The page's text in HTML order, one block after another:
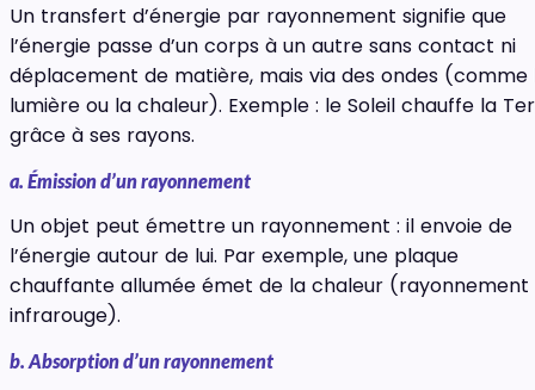
Un transfert d’énergie par rayonnement signifie que
l’énergie passe d’un corps à un autre sans contact ni
déplacement de matière, mais via des ondes (comme
lumière ou la chaleur). Exemple : le Soleil chauffe la
grâce à ses rayons.
a. Émission d’un rayonnement
Un objet peut émettre un rayonnement : il envoie de
l’énergie autour de lui. Par exemple, une plaque
chauffante allumée émet de la chaleur (rayonnement
infrarouge).
b. Absorption d’un rayonnement